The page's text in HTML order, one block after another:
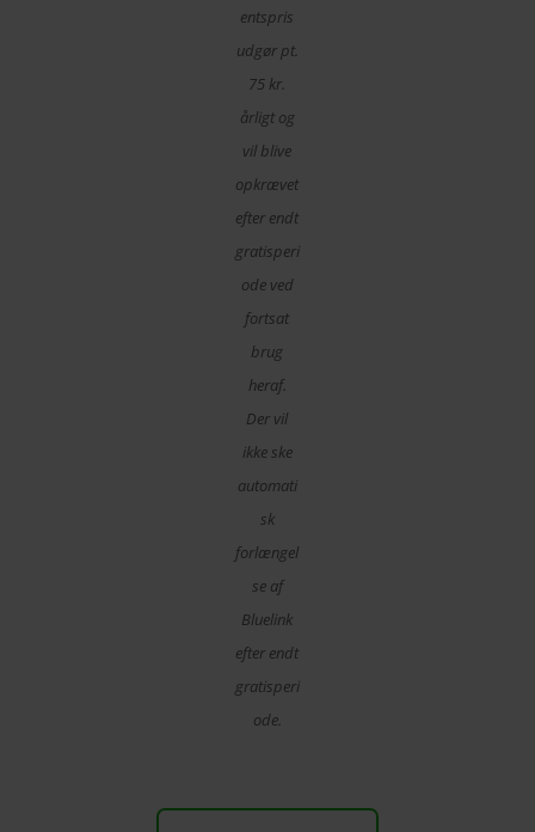
entspris
udgør pt.
75 kr.
årligt og
vil blive
opkrævet
efter endt
gratisperi
ode ved
fortsat
brug
heraf.
Der vil
ikke ske
automati
sk
forlængel
se af
Bluelink
efter endt
gratisperi
ode.